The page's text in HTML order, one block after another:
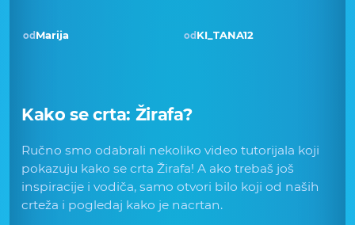
od Marija od KI_TANA12
Kako se crta: Žirafa?
Ručno smo odabrali nekoliko video tutorijala koji
pokazuju kako se crta Žirafa! A ako trebaš još
inspiracije i vodiča, samo otvori bilo koji od naših
crteža i pogledaj kako je nacrtan.